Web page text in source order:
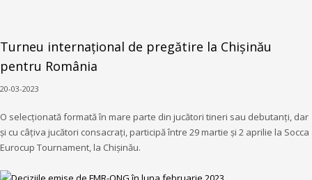
Turneu internațional de pregătire la Chișinău
pentru România
20-03-2023
O selecționată formată în mare parte din jucători tineri sau debutanți, dar
și cu câțiva jucători consacrați, participă între 29 martie și 2 aprilie la Socca
Eurocup Tournament, la Chișinău.